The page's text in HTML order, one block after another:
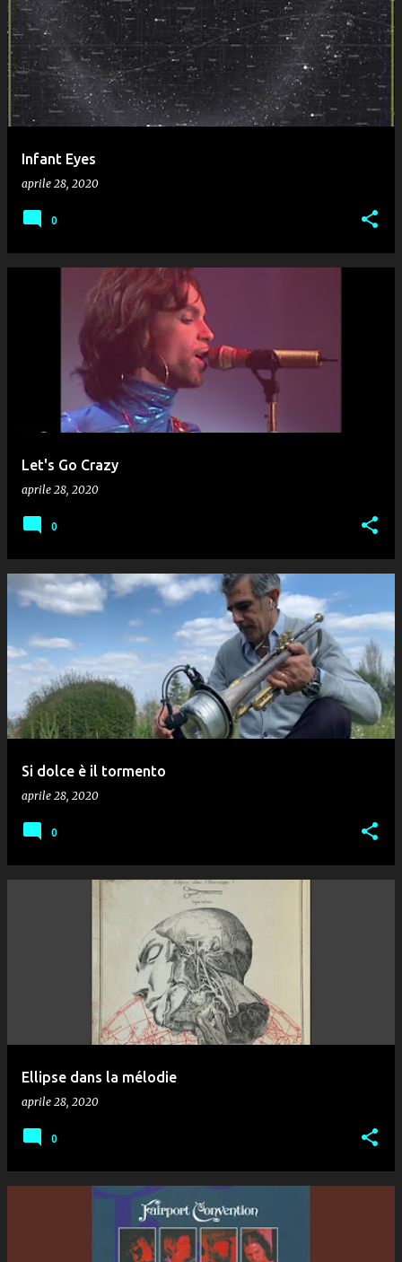
Infant Eyes
aprile 28, 2020
0
Let's Go Crazy
aprile 28, 2020
0
Si dolce è il tormento
aprile 28, 2020
0
Ellipse dans la mélodie
aprile 28, 2020
0